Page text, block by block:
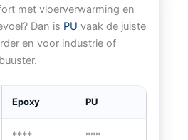
met vloerverwarming en
Dan is PU vaak de juiste
en voor industrie of
Epoxy PU
**** ***